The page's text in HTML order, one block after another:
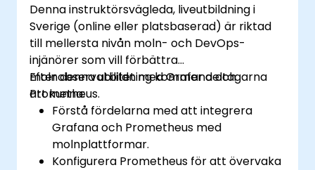
Denna instruktörsvägleda, liveutbildning i
Sverige (online eller platsbaserad) är riktad
till mellersta nivån moln- och DevOps-
injänörer som vill förbättra
molnobservabilitet med Grafana och
Prometheus.
Efter denna utbildning kommer deltagarna
att kunna:
Förstå fördelarna med att integrera
Grafana och Prometheus med
molnplattformar.
Konfigurera Prometheus för att övervaka